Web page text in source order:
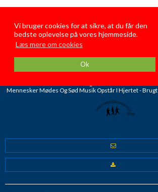
Vi bruger cookies for at sikre, at du får den
bedste oplevelse på vores hjemmeside.
Læs mere om cookies
Ok
GamleDanskeFilmFamiliehygge
KATEGORIER
Mennesker Mødes Og Sød Musik Opstår I Hjertet - Brugt